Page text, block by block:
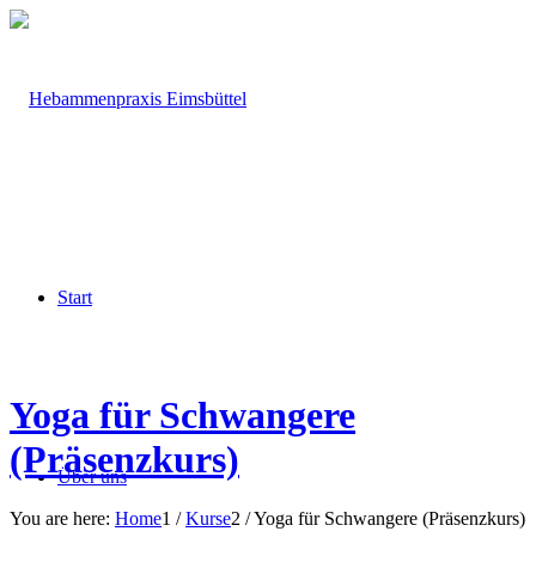
Start
Über uns
Yoga für Schwangere
(Präsenzkurs)
You are here: Home1 / Kurse2 /Yoga für Schwangere (Präsenzkurs)